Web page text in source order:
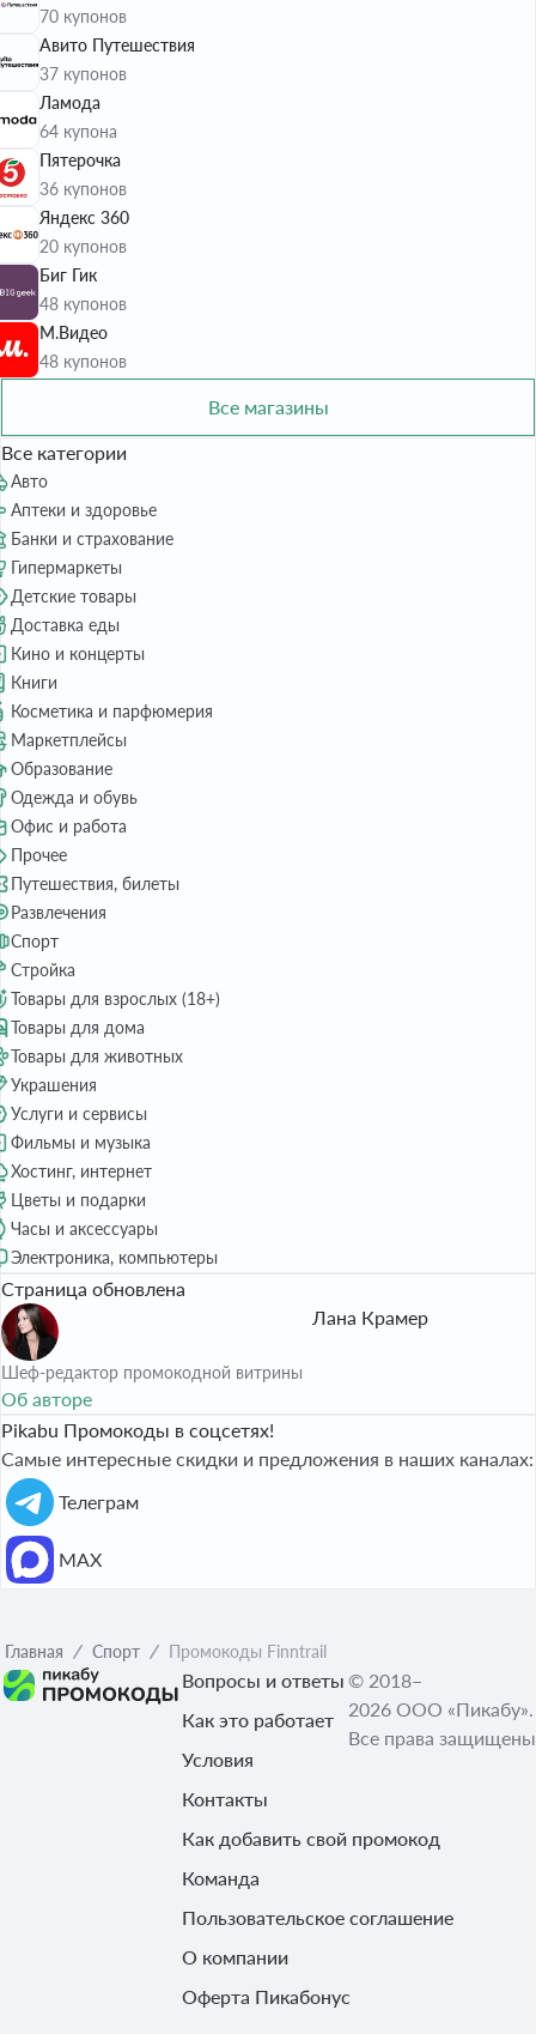
70 купонов
Авито Путешествия
37 купонов
Ламода
64 купона
Пятерочка
36 купонов
Яндекс 360
20 купонов
Биг Гик
48 купонов
М.Видео
48 купонов
Все магазины
Все категории
Авто
Аптеки и здоровье
Банки и страхование
Гипермаркеты
Детские товары
Доставка еды
Кино и концерты
Книги
Косметика и парфюмерия
Маркетплейсы
Образование
Одежда и обувь
Офис и работа
Прочее
Путешествия, билеты
Развлечения
Спорт
Стройка
Товары для взрослых (18+)
Товары для дома
Товары для животных
Украшения
Услуги и сервисы
Фильмы и музыка
Хостинг, интернет
Цветы и подарки
Часы и аксессуары
Электроника, компьютеры
Страница обновлена
Лана Крамер
Шеф-редактор промокодной витрины
Об авторе
Pikabu Промокоды в соцсетях!
Самые интересные скидки и предложения в наших каналах:
Телеграм
МАХ
Главная Спорт Промокоды Finntrail
Вопросы и ответы
Как это работает
Условия
Контакты
Как добавить свой промокод
Команда
Пользовательское соглашение
О компании
Оферта Пикабонус
© 2018–
2026 ООО «Пикабу».
Все права защищены